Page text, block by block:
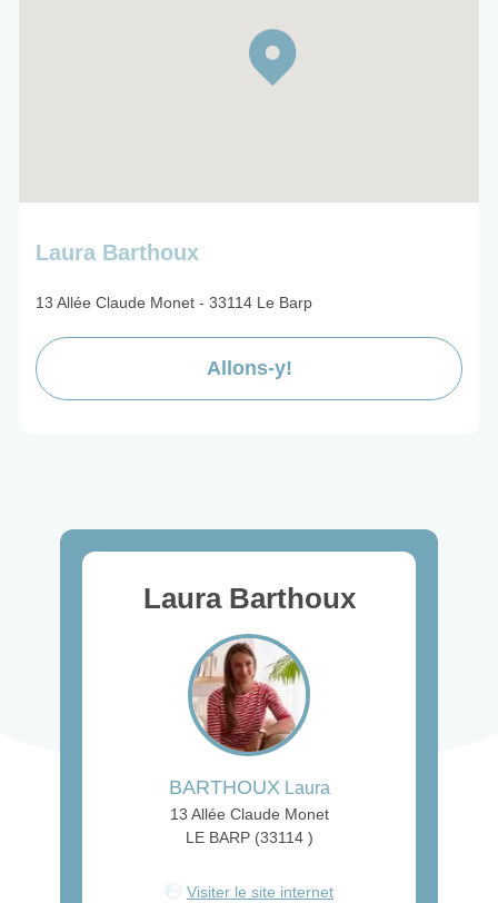
Laura Barthoux
13 Allée Claude Monet - 33114 Le Barp
Allons-y!
Laura Barthoux
BARTHOUX Laura
13 Allée Claude Monet
LE BARP (33114 )
Visiter le site internet